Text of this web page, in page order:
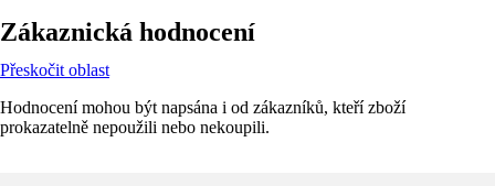
Zákaznická hodnocení
Přeskočit oblast
Hodnocení mohou být napsána i od zákazníků, kteří zboží
prokazatelně nepoužili nebo nekoupili.